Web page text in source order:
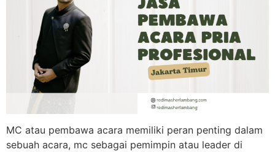
MC atau pembawa acara memiliki peran penting dalam
sebuah acara, mc sebagai pemimpin atau leader di